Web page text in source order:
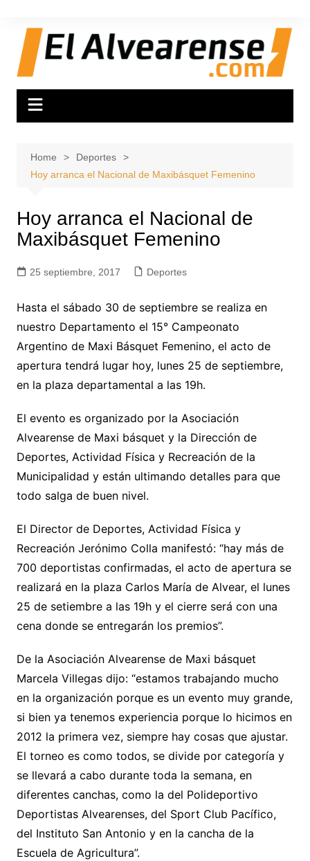
content
Home
Deportes
Hoy arranca el Nacional de Maxibásquet Femenino
Hoy arranca el Nacional de
Maxibásquet Femenino
25 septiembre, 2017 Deportes
Hasta el sábado 30 de septiembre se realiza en
nuestro Departamento el 15° Campeonato
Argentino de Maxi Básquet Femenino, el acto de
apertura tendrá lugar hoy, lunes 25 de septiembre,
en la plaza departamental a las 19h.
El evento es organizado por la Asociación
Alvearense de Maxi básquet y la Dirección de
Deportes, Actividad Física y Recreación de la
Municipalidad y están ultimando detalles para que
todo salga de buen nivel.
El Director de Deportes, Actividad Física y
Recreación Jerónimo Colla manifestó: “hay más de
700 deportistas confirmadas, el acto de apertura se
realizará en la plaza Carlos María de Alvear, el lunes
25 de setiembre a las 19h y el cierre será con una
cena donde se entregarán los premios”.
De la Asociación Alvearense de Maxi básquet
Marcela Villegas dijo: “estamos trabajando mucho
en la organización porque es un evento muy grande,
si bien ya tenemos experiencia porque lo hicimos en
2012 la primera vez, siempre hay cosas que ajustar.
El torneo es como todos, se divide por categoría y
se llevará a cabo durante toda la semana, en
diferentes canchas, como la del Polideportivo
Deportistas Alvearenses, del Sport Club Pacífico,
del Instituto San Antonio y en la cancha de la
Escuela de Agricultura”.